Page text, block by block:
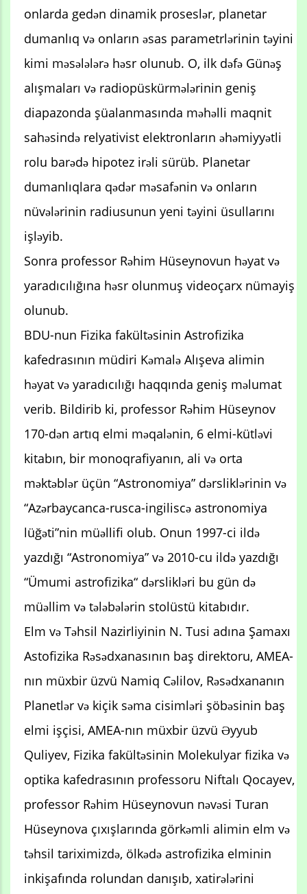
onlarda gedən dinamik proseslər, planetar
dumanlıq və onların əsas parametrlərinin təyini
kimi məsələlərə həsr olunub. O, ilk dəfə Günəş
alışmaları və radiopüskürmələrinin geniş
diapazonda şüalanmasında məhəlli maqnit
sahəsində relyativist elektronların əhəmiyyətli
rolu barədə hipotez irəli sürüb. Planetar
dumanlıqlara qədər məsafənin və onların
nüvələrinin radiusunun yeni təyini üsullarını
işləyib.
Sonra professor Rəhim Hüseynovun həyat və
yaradıcılığına həsr olunmuş videoçarx nümayiş
olunub.
BDU-nun Fizika fakültəsinin Astrofizika
kafedrasının müdiri Kəmalə Alışeva alimin
həyat və yaradıcılığı haqqında geniş məlumat
verib. Bildirib ki, professor Rəhim Hüseynov
170-dən artıq elmi məqalənin, 6 elmi-kütləvi
kitabın, bir monoqrafiyanın, ali və orta
məktəblər üçün “Astronomiya” dərsliklərinin və
“Azərbaycanca-rusca-ingiliscə astronomiya
lüğəti”nin müəllifi olub. Onun 1997-ci ildə
yazdığı “Astronomiya” və 2010-cu ildə yazdığı
“Ümumi astrofizika“ dərslikləri bu gün də
müəllim və tələbələrin stolüstü kitabıdır.
Elm və Təhsil Nazirliyinin N. Tusi adına Şamaxı
Astofizika Rəsədxanasının baş direktoru, AMEA-
nın müxbir üzvü Namiq Cəlilov, Rəsədxananın
Planetlər və kiçik səma cisimləri şöbəsinin baş
elmi işçisi, AMEA-nın müxbir üzvü Əyyub
Quliyev, Fizika fakültəsinin Molekulyar fizika və
optika kafedrasının professoru Niftalı Qocayev,
professor Rəhim Hüseynovun nəvəsi Turan
Hüseynova çıxışlarında görkəmli alimin elm və
təhsil tariximizdə, ölkədə astrofizika elminin
inkişafında rolundan danışıb, xatirələrini